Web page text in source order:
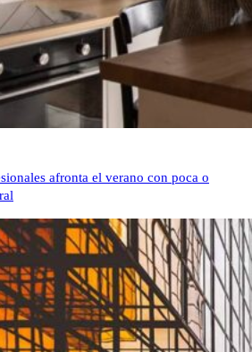
afronta el verano con poca o